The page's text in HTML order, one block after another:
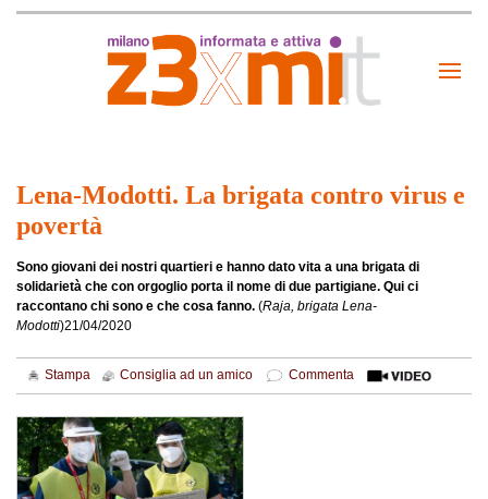
Lena-Modotti. La brigata contro virus e
povertà
Sono giovani dei nostri quartieri e hanno dato vita a una brigata di
solidarietà che con orgoglio porta il nome di due partigiane. Qui ci
raccontano chi sono e che cosa fanno. (Raja, brigata Lena-
Modotti)21/04/2020
Stampa Consiglia ad un amico Commenta